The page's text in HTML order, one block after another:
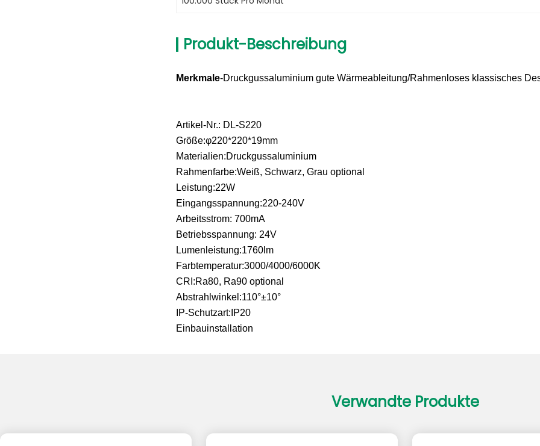
Produkt-Beschreibung
Merkmale-Druckgussaluminium gute Wärmeableitung/Rahmenloses klassisches
Artikel-Nr.: DL-S220
Größe:φ220*220*19mm
Materialien:Druckgussaluminium
Rahmenfarbe:Weiß, Schwarz, Grau optional
Leistung:22W
Eingangsspannung:220-240V
Arbeitsstrom: 700mA
Betriebsspannung: 24V
Lumenleistung:1760lm
Farbtemperatur:3000/4000/6000K
CRI:Ra80, Ra90 optional
Abstrahlwinkel:110°±10°
IP-Schutzart:IP20
Einbauinstallation
Verwandte Produkte